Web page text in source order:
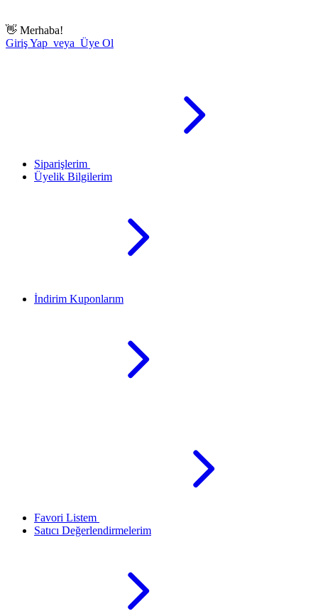
👋 Merhaba!
Giriş Yap veya Üye Ol
Siparişlerim
Üyelik Bilgilerim
İndirim Kuponlarım
Favori Listem
Satıcı Değerlendirmelerim